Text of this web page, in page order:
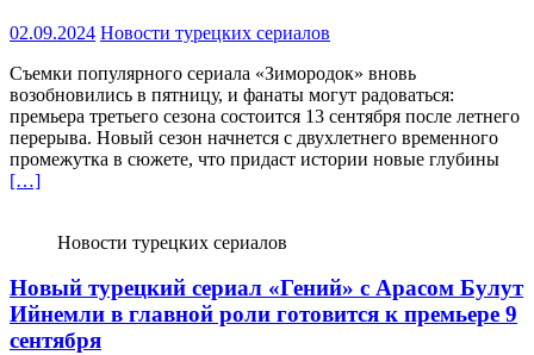
02.09.2024 Новости турецких сериалов
Съемки популярного сериала «Зимородок» вновь
возобновились в пятницу, и фанаты могут радоваться:
премьера третьего сезона состоится 13 сентября после летнего
перерыва. Новый сезон начнется с двухлетнего временного
промежутка в сюжете, что придаст истории новые глубины
[…]
Новости турецких сериалов
Новый турецкий сериал «Гений» с Арасом Булут
Ийнемли в главной роли готовится к премьере 9
сентября